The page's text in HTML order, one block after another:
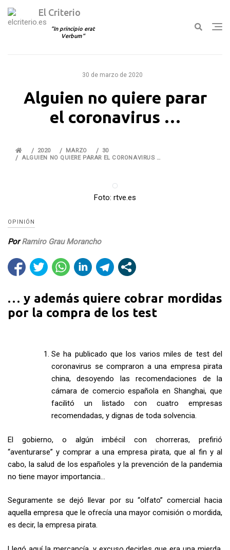
El Criterio
In principio erat
Verbum
30 de marzo de 2020
Alguien no quiere parar
el coronavirus …
2020 MARZO
30
ALGUIEN NO QUIERE PARAR EL CORONAVIRUS …
Foto: rtve.es
OPINIÓN
PorRamiro Grau Morancho
… y además quiere cobrar mordidas
por la compra de los test
Se ha publicado que los varios miles de test del
coronavirus se compraron a una empresa pirata
china, desoyendo las recomendaciones de la
cámara de comercio española en Shanghai, que
facilitó un listado con cuatro empresas
recomendadas, y dignas de toda solvencia.
El gobierno, o algún imbécil con chorreras, prefirió
“aventurarse” y comprar a una empresa pirata, que al fin y al
cabo, la salud de los españoles y la prevención de la pandemia
no tiene mayor importancia…
Seguramente se dejó llevar por su “olfato” comercial hacia
aquella empresa que le ofrecía una mayor comisión o mordida,
es decir, la empresa pirata.